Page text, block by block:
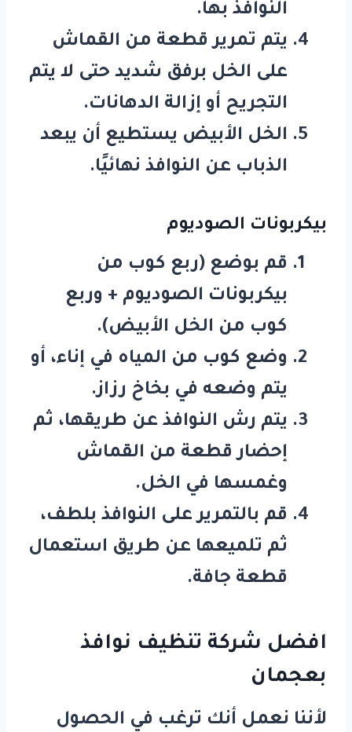
النوافذ بها.
يتم تمرير قطعة من القماش
على الخل برفق شديد حتى لا يتم
التجريح أو إزالة الدهانات.
الخل الأبيض يستطيع أن يبعد
الذباب عن النوافذ نهائيًا.
بيكربونات الصوديوم
قم بوضع (ربع كوب من
بيكربونات الصوديوم + وربع
كوب من الخل الأبيض).
وضع كوب من المياه في إناء، أو
يتم وضعه في بخاخ رزاز.
يتم رش النوافذ عن طريقها، ثم
إحضار قطعة من القماش
وغمسها في الخل.
قم بالتمرير على النوافذ بلطف،
ثم تلميعها عن طريق استعمال
قطعة جافة.
افضل شركة تنظيف نوافذ
بعجمان
لأننا نعمل أنك ترغب في الحصول